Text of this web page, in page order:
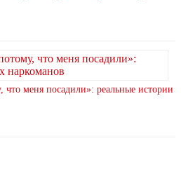
что меня посадили»: реальные истории